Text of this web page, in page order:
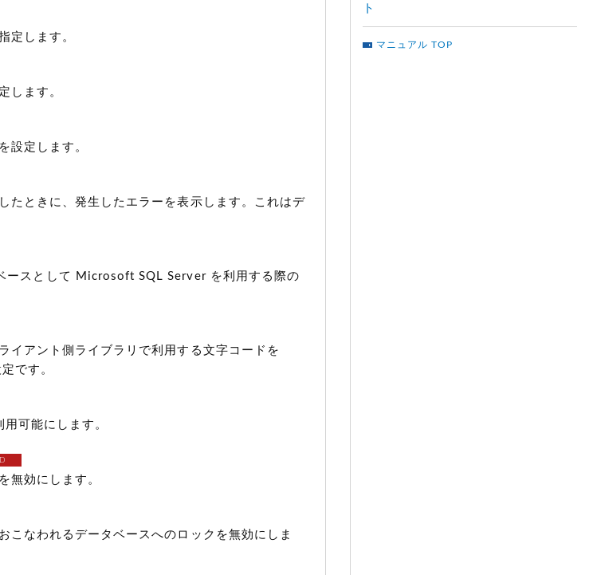
定します。
します。
設定します。
たときに、発生したエラーを表示します。これはデ
ースとして Microsoft SQL Server を利用する際の
イアント側ライブラリで利用する文字コードを
です。
可能にします。
無効にします。
こなわれるデータベースへのロックを無効にしま
ト
マニュアル TOP